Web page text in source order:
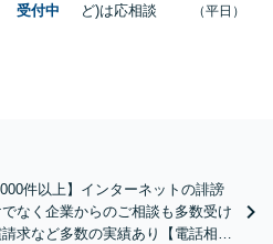
受付中
ど)は応相談
（平日）
件以上】インターネットの誹謗
なく企業からのご相談も多数受け
求など多数の実績あり【電話相談